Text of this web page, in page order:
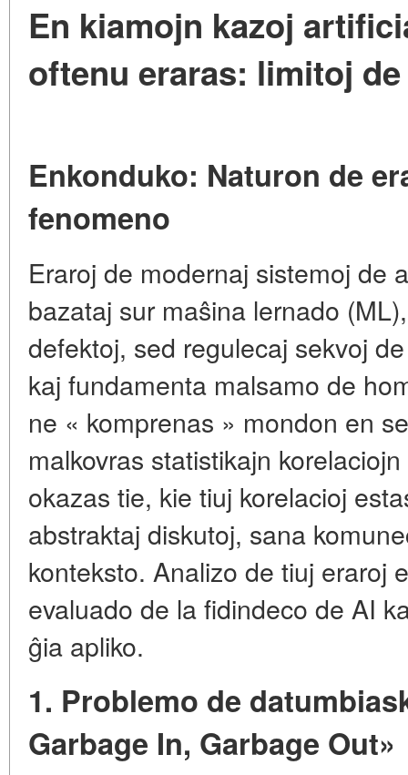
En kiamojn kazoj
oftenu eraras: limitoj
Enkonduko: Naturon de
fenomeno
Eraroj de modernaj sistemoj de
bazataj sur maŝina lernado
defektoj, sed regulecaj sekvoj
kaj fundamenta malsamo de
ne « komprenas » mondon en
malkovras statistikajn
okazas tie, kie tiuj korelacioj
abstraktaj diskutoj, sana
konteksto. Analizo de tiuj eraroj
evaluado de la fidindeco de AI
ĝia apliko.
1. Problemo de
Garbage In, Garbage Out»